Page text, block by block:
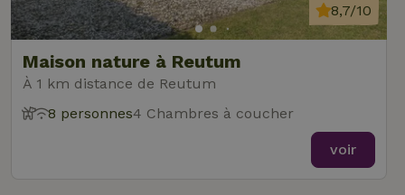
Maison nature à Reutum
À 1 km distance de Reutum
8,7/10
8 personnes4 Chambres à coucher
voir